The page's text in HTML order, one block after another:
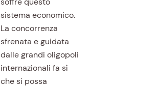
sistema economico.
La concorrenza
sfrenata e guidata
dalle grandi oligopoli
internazionali fa sì
che si possa